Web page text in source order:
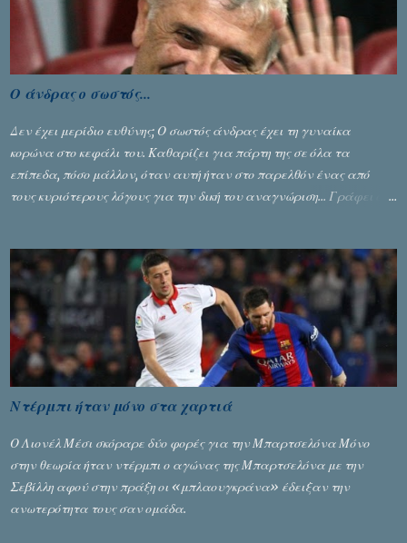
Ο άνδρας ο σωστός...
Δεν έχει μερίδιο ευθύνης; Ο σωστός άνδρας έχει τη γυναίκα
κορώνα στο κεφάλι του. Καθαρίζει για πάρτη της σε όλα τα
επίπεδα, πόσο μάλλον, όταν αυτή ήταν στο παρελθόν ένας από
τους κυριότερους λόγους για την δική του αναγνώριση... Γράφει ο
Ντέρμπι ήταν μόνο στα χαρτιά
Ο Λιονέλ Μέσι σκόραρε δύο φορές για την Μπαρτσελόνα Μόνο
στην θεωρία ήταν ντέρμπι ο αγώνας της Μπαρτσελόνα με την
Σεβίλλη αφού στην πράξη οι «μπλαουγκράνα» έδειξαν την
ανωτερότητα τους σαν ομάδα.